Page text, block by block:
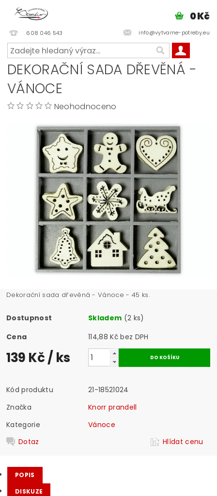
608 046 543 info@vytvarne-potreby.eu
0 Kč
DEKORAČNÍ SADA DŘEVĚNÁ -
VÁNOCE
Neohodnoceno
Dekorační sada dřevěná - Vánoce - 45 ks.
Dostupnost Skladem (2 ks)
Cena
114,88 Kč bez DPH
139 Kč/ ks
Kód produktu
21-18521024
Značka
Knorr prandell
Kategorie
Vánoce
Dotaz
Hlídat cenu
POPIS
DISKUZE